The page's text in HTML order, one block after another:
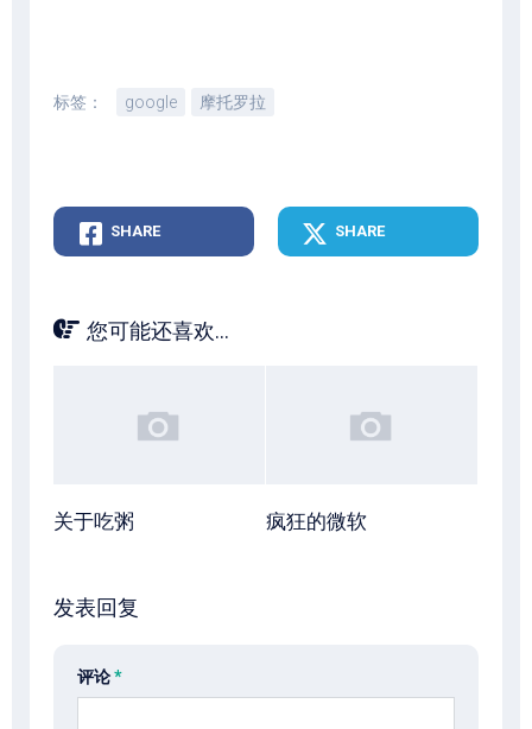
标签： google 摩托罗拉
SHARE SHARE
您可能还喜欢...
关于吃粥 疯狂的微软
发表回复
评论*